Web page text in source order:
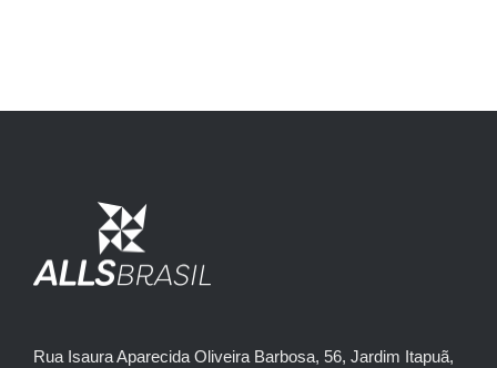
Rua Isaura Aparecida Oliveira Barbosa, 56, Jardim Itapuã,